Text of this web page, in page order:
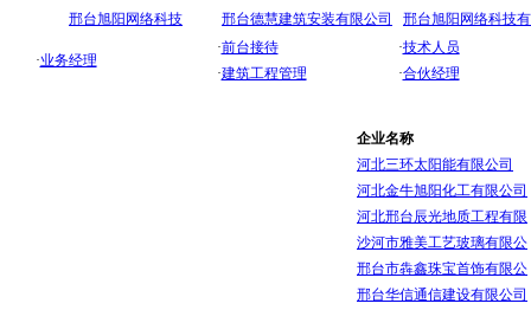
邢台旭阳网络科技
·业务经理
邢台德慧建筑安装有限公司
·前台接待
·建筑工程管理
邢台旭阳网络科技
·技术人员
·合伙经理
企业名称
河北三环太阳能有限公司
河北金牛旭阳化工有限公司
河北邢台辰光地质工程有限
沙河市雅美工艺玻璃有限公
邢台市犇鑫珠宝首饰有限公
邢台华信通信建设有限公司